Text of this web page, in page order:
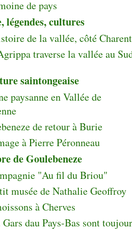
de pays
légendes, cultures
de la vallée, côté
traverse la vallée au
saintongeaise
paysanne en Vallée de
de retour à Burie
à Pierre Péronneau
de Goulebeneze
"Au fil du Briou"
musée de Nathalie Geoffroy
à Cherves
dau Pays-Bas sont